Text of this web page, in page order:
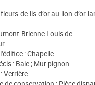
de lis d’or au lion d’or
Brienne Louis de
: Chapelle
: Baie ; Mur pignon
Verrière